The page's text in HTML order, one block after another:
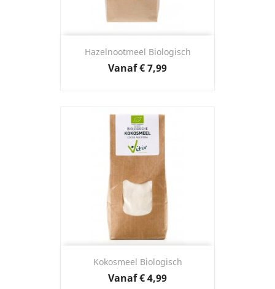
Hazelnootmeel Biologisch
VanafPrijs
€ 7,99
Kokosmeel Biologisch
VanafPrijs
€ 4,99